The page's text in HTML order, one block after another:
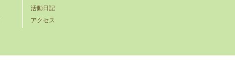
活動日記
アクセス